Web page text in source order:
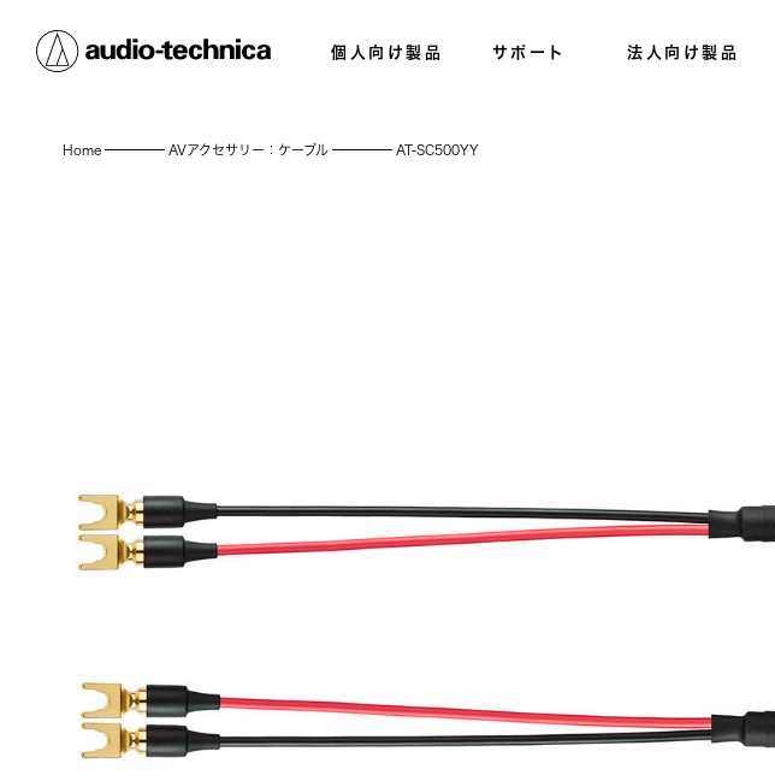
個人向け製品 サポート 法人向け製品
Home AVアクセサリー：ケーブル AT-SC500YY